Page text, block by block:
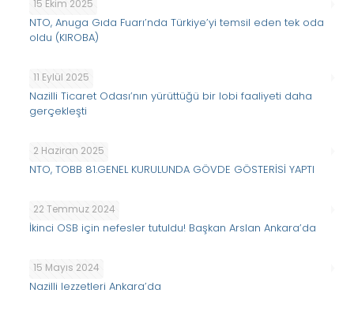
15 Ekim 2025
NTO, Anuga Gıda Fuarı’nda Türkiye’yi temsil eden tek oda
oldu (KIROBA)
11 Eylül 2025
Nazilli Ticaret Odası’nın yürüttüğü bir lobi faaliyeti daha
gerçekleşti
2 Haziran 2025
NTO, TOBB 81.GENEL KURULUNDA GÖVDE GÖSTERİSİ YAPTI
22 Temmuz 2024
İkinci OSB için nefesler tutuldu! Başkan Arslan Ankara’da
15 Mayıs 2024
Nazilli lezzetleri Ankara’da